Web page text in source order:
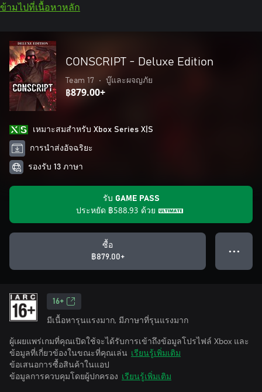
ข้ามไปที่เนื้อหาหลัก
CONSCRIPT - Deluxe Edition
Team 17 • บู๊และผจญภัย
฿879.00+
เหมาะสมสําหรับ Xbox Series X|S
การนำส่งอัจฉริยะ
รองรับ 13 ภาษา
รับ GAME PASS
ประหยัด ฿588.93 ด้วย
ซื้อ
฿879.00+
● ● ●
16+
มีเนื้อหารุนแรงมาก, มีภาษาที่รุนแรงมาก
ผู้เผยแพร่เกมที่คุณเปิดใช้จะได้รับการเข้าถึงข้อมูลโปรไฟล์ Xbox และ
ข้อมูลที่เกี่ยวข้องในขณะที่คุณเล่น เรียนรู้เพิ่มเติม
ข้อเสนอการซื้อสินค้าในแอป
ข้อมูลการควบคุมโดยผู้ปกครอง เรียนรู้เพิ่มเติม